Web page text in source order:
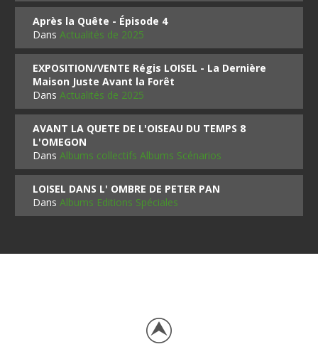
Après la Quête - Épisode 4
DansActualités de 2025
EXPOSITION/VENTE Régis LOISEL - La Dernière
Maison Juste Avant la Forêt
DansActualités de 2025
AVANT LA QUETE DE L'OISEAU DU TEMPS 8
L'OMEGON
DansAlbums collectifs Albums Scénarios
LOISEL DANS L' OMBRE DE PETER PAN
DansAlbums Editions Spéciales